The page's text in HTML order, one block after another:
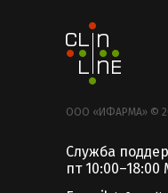
ООО «ИФАРМА» ©
Служба
пт 10:00–18:00